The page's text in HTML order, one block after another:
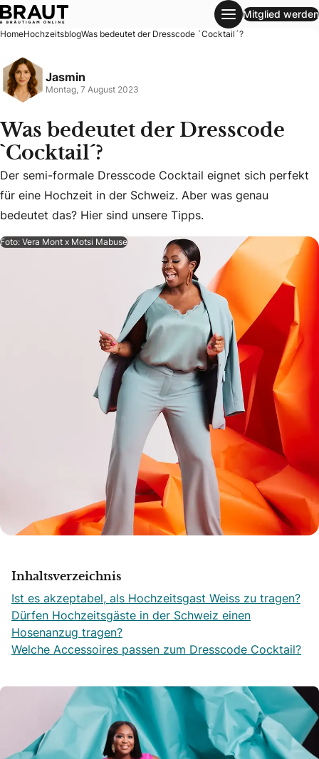
Was bedeutet der Dresscode `Cocktail´?
Mitglied werden
HomeHochzeitsblogWas bedeutet der Dresscode `Cocktail´?
Jasmin
Montag, 7 August 2023
Was bedeutet der Dresscode
`Cocktail´?
Der semi-formale Dresscode Cocktail eignet sich perfekt
Der semi-formale Dresscode Cocktail eignet sich perfekt
für eine Hochzeit in der Schweiz. Aber was genau
bedeutet das? Hier sind unsere Tipps.
Foto: Vera Mont x Motsi Mabuse
Inhaltsverzeichnis
Ist es akzeptabel, als Hochzeitsgast Weiss zu tragen?
Dürfen Hochzeitsgäste in der Schweiz einen
Hosenanzug tragen?
Welche Accessoires passen zum Dresscode Cocktail?